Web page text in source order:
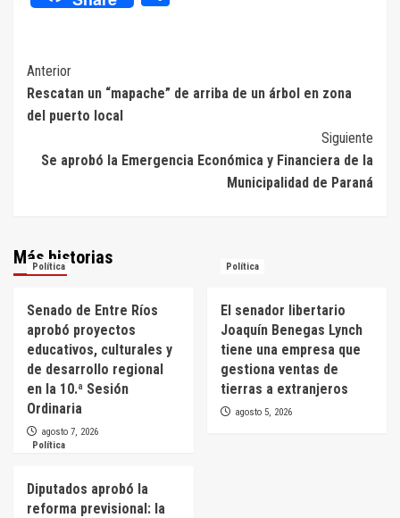
Navegación
de
entradas
Anterior
Rescatan un “mapache” de arriba de un árbol en zona
del puerto local
Siguiente
Se aprobó la Emergencia Económica y Financiera de la
Municipalidad de Paraná
Más historias
Política
Senado de Entre Ríos
aprobó proyectos
educativos, culturales y
de desarrollo regional
en la 10.ª Sesión
Ordinaria
agosto 7, 2026
Política
El senador libertario
Joaquín Benegas Lynch
tiene una empresa que
gestiona ventas de
tierras a extranjeros
agosto 5, 2026
Política
Diputados aprobó la
reforma previsional: la